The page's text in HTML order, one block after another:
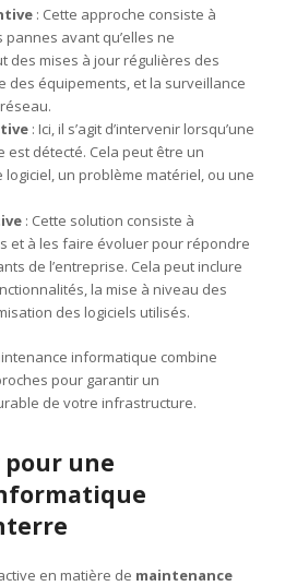
: Cette approche consiste à
avant qu’elles ne
des mises à jour régulières des
des équipements, et la surveillance
: Ici, il s’agit d’intervenir lorsqu’une
est détecté. Cela peut être un
un problème matériel, ou une
: Cette solution consiste à
et à les faire évoluer pour répondre
de l’entreprise. Cela peut inclure
la mise à niveau des
des logiciels utilisés.
informatique combine
pour garantir un
de votre infrastructure.
une
en matière de maintenance